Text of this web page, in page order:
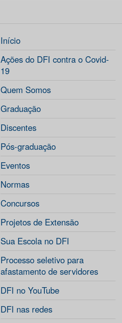
Início
Ações do DFI contra o Covid-
19
Quem Somos
Graduação
Discentes
Pós-graduação
Eventos
Normas
Concursos
Projetos de Extensão
Sua Escola no DFI
Processo seletivo para
afastamento de servidores
DFI no YouTube
DFI nas redes